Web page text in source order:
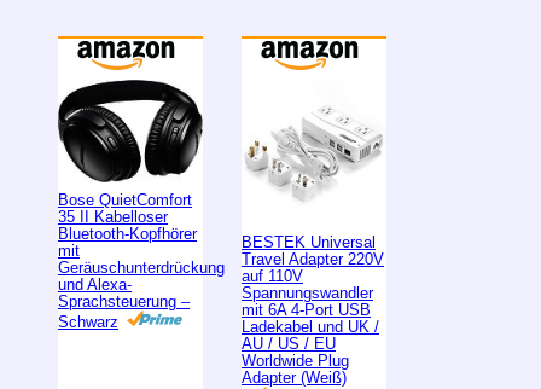
Bose QuietComfort
35 II Kabelloser
Bluetooth-Kopfhörer
mit
Geräuschunterdrückung
und Alexa-
Sprachsteuerung –
Schwarz
BESTEK Universal
Travel Adapter 220V
auf 110V
Spannungswandler
mit 6A 4-Port USB
Ladekabel und UK /
AU / US / EU
Worldwide Plug
Adapter (Weiß)